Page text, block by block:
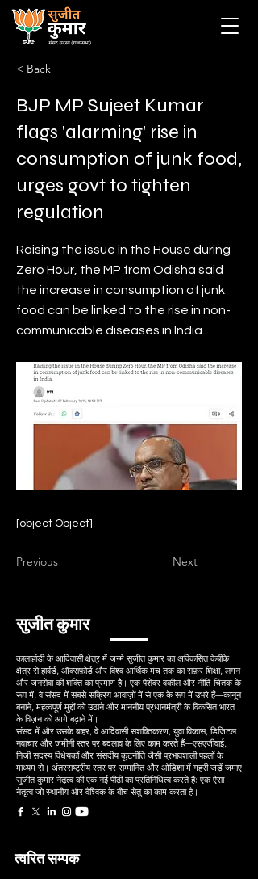
< Back
BJP MP Sujeet Kumar
flags 'alarming' rise in
consumption of junk food,
urges govt to tighten
regulation
Raising the issue in the House during
Zero Hour, the MP from Odisha said
the increase in consumption of junk
food can be linked to the rise in non-
communicable diseases in India.
[object Object]
Previous Next
सुजीत कुमार
कालाहांडी के आदिवासी क्षेत्र में जन्मे सुजीत कुमार का अविकसित केबीके
क्षेत्र से हार्वर्ड, ऑक्सफ़ोर्ड और विश्व आर्थिक मंच तक का सफ़र शिक्षा, लगन
और जनसेवा की शक्ति का प्रमाण है। एक पेशेवर वकील और नीति-चिंतक के
रूप में, वे संसद में सबसे सक्रिय आवाज़ों में से एक के रूप में उभरे हैं—कानून
बनाने, महत्वपूर्ण मुद्दों को उठाने और माननीय प्रधानमंत्री के विकसित भारत
के विज़न को आगे बढ़ाने में।
संसद में और उसके बाहर, वे आदिवासी सशक्तिकरण, युवा विकास, डिजिटल
नवाचार और जमीनी स्तर पर बदलाव के लिए काम करते हैं—एसएजीवाई,
निजी सदस्य विधेयकों और संसदीय कूटनीति जैसी प्रभावशाली पहलों के
माध्यम से। अंतरराष्ट्रीय स्तर पर सम्मानित और ओडिशा में गहरी जड़ें जमाए
सुजीत कुमार नेतृत्व की एक नई पीढ़ी का प्रतिनिधित्व करते हैं: एक ऐसा
नेतृत्व जो स्थानीय और वैश्विक के बीच सेतु का काम करता है।
त्वरित सम्पक